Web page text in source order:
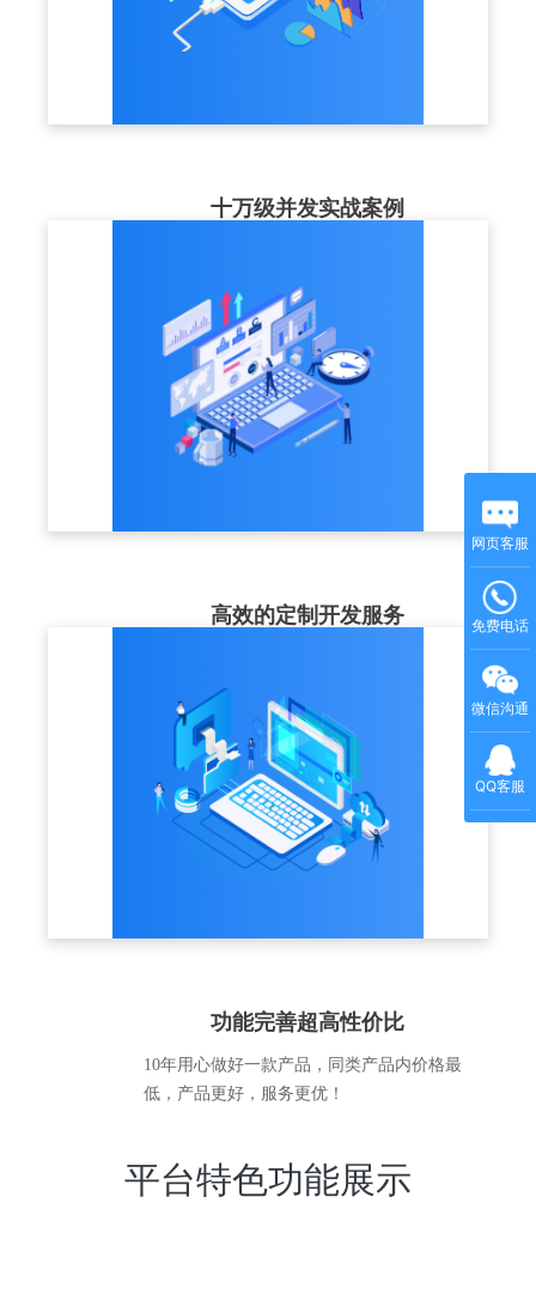
十万级并发实战案例
稳定保驾护航。
高效的定制开发服务
户的业务需求，以标准版产品为基础，提供
个性化解决方案和定制化开发服务
功能完善超高性价比
10年用心做好一款产品，同类产品内价格最
低，产品更好，服务更优！
平台特色功能展示
网页客服
免费电话
微信沟通
QQ客服